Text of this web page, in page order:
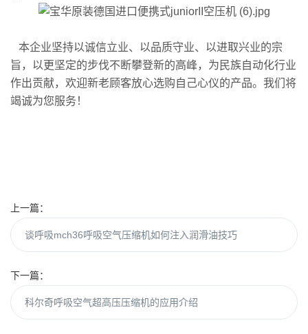
本企业坚持以诚信立业、以品质守业、以进取兴业的宗
旨，以更坚定的步伐不断攀登新的高峰，为民族自动化行业
作出贡献，欢迎新老顾客放心选购自己心仪的产品。我们将
竭诚为您服务！
上一篇：
谈呼吸mch36呼吸空气压缩机如何注入润滑油技巧
下一篇：
科尔奇呼吸空气超高压压缩机的应用介绍